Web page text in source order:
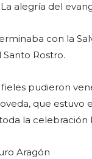
alegría del
con la
Rostro.
pudieron
que estuvo
la celebración
Aragón